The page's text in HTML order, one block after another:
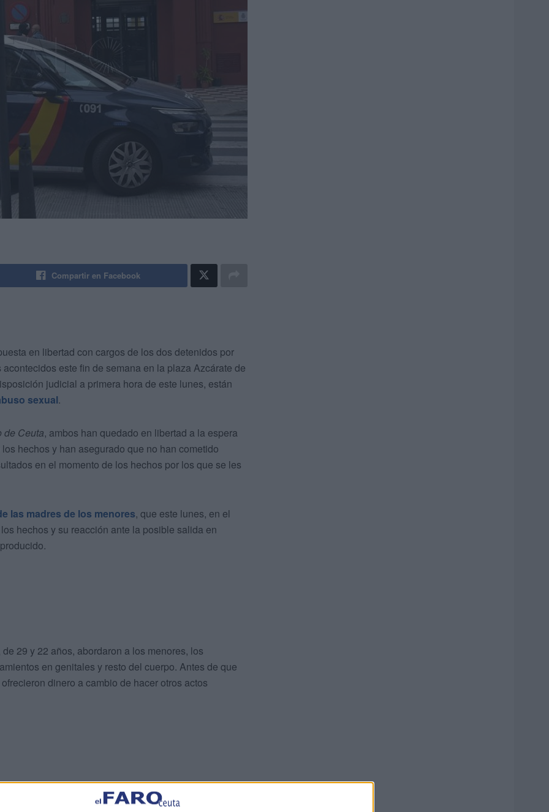
Compartir en Facebook
en libertad con cargos de los dos detenidos por
este fin de semana en la plaza Azcárate de
judicial a primera hora de este lunes, están
sexual.
de Ceuta, ambos han quedado en libertad a la espera
hechos y han asegurado que no han cometido
en el momento de los hechos por los que se les
las madres de los menores, que este lunes, en el
hechos y su reacción ante la posible salida en
29 y 22 años, abordaron a los menores, los
en genitales y resto del cuerpo. Antes de que
dinero a cambio de hacer otros actos
denuncias en la Policía, además comenzó a